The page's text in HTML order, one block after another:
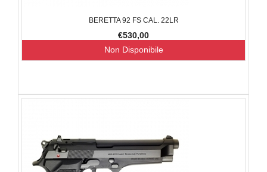
BERETTA 92 FS CAL. 22LR
€530,00
Non Disponibile